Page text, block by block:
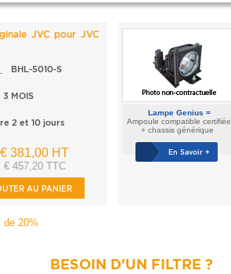
JVC pour JVC
BHL-5010-S
3 MOIS
2 et 10 jours
€ 381,00 HT
€ 457,20 TTC
AU PANIER
Lampe Genius =
Ampoule compatible certifiée
+ chassis générique
En Savoir +
de 20%
BESOIN D'UN FILTRE ?